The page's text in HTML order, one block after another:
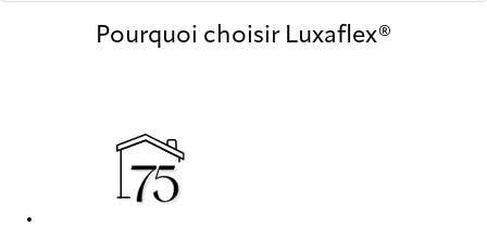
Pourquoi choisir Luxaflex®